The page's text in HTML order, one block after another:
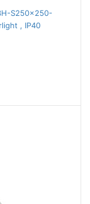
S250x250-
, IP40